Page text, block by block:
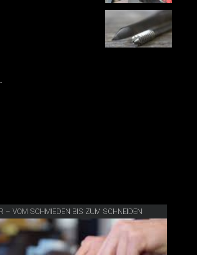
– VOM SCHMIEDEN BIS ZUM SCHNEIDEN